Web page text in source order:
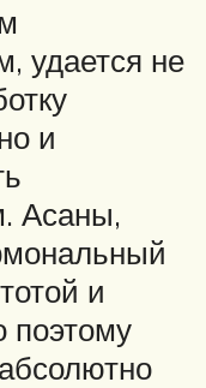
удается не
и
Асаны,
и
поэтому